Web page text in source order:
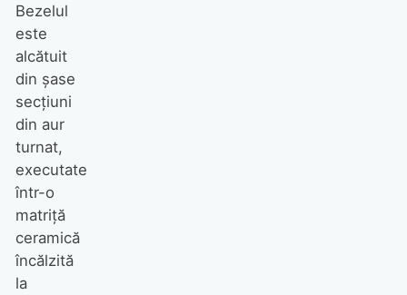
Bezelul
este
alcătuit
din șase
secțiuni
din aur
turnat,
executate
într-o
matriță
ceramică
încălzită
la